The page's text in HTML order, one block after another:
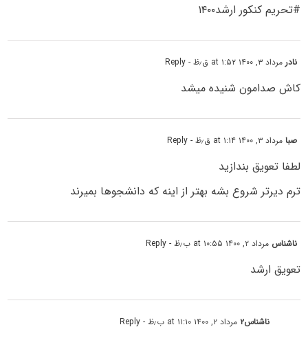
#تحریم کنکور ارشد۱۴۰۰
نادر مرداد ۳, ۱۴۰۰ at ۱:۵۲ ق٫ظ - Reply
کاش صدامون شنیده میشد
صبامرداد ۳, ۱۴۰۰ at ۱:۱۴ ق٫ظ - Reply
لطفا تعویق بندازید
ترم دیرتر شروع بشه بهتر از اینه که دانشجوها بمیرند
ناشناس مرداد ۲, ۱۴۰۰ at ۱۰:۵۵ ب٫ظ - Reply
تعویق ارشد
ناشناس۲ مرداد ۲, ۱۴۰۰ at ۱۱:۱۰ ب٫ظ - Reply